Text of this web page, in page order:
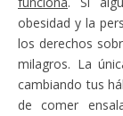
obesidad y la
los derechos
milagros. La
cambiando tus
de comer